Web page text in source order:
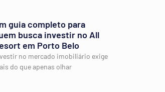
guia completo para
busca investir no All
em Porto Belo
no mercado imobiliário exige
do que apenas olhar